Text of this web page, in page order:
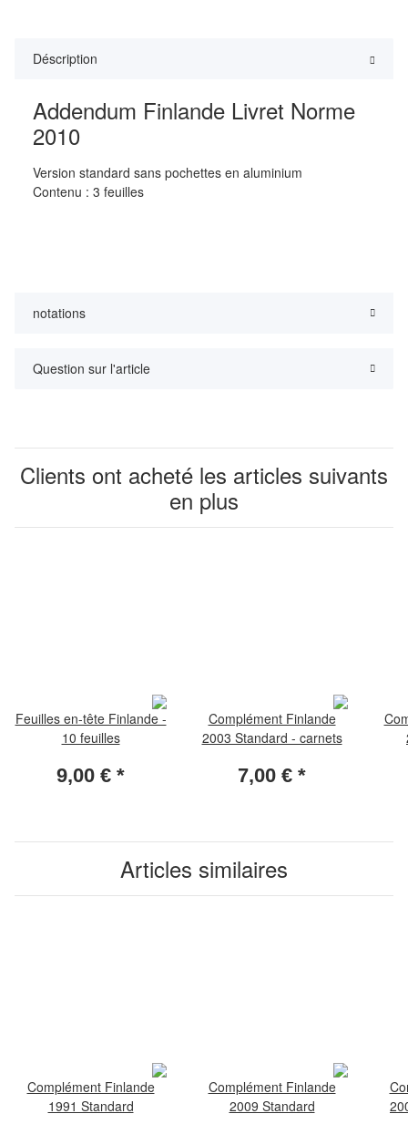
Déscription
Addendum Finlande Livret Norme
2010
Version standard sans pochettes en aluminium
Contenu : 3 feuilles
notations
Question sur l'article
Clients ont acheté les articles suivants
en plus
Feuilles en-tête Finlande -
10 feuilles
9,00 € *
Complément Finlande
2003 Standard - carnets
7,00 € *
Articles similaires
Complément Finlande
1991 Standard
Complément Finlande
2009 Standard